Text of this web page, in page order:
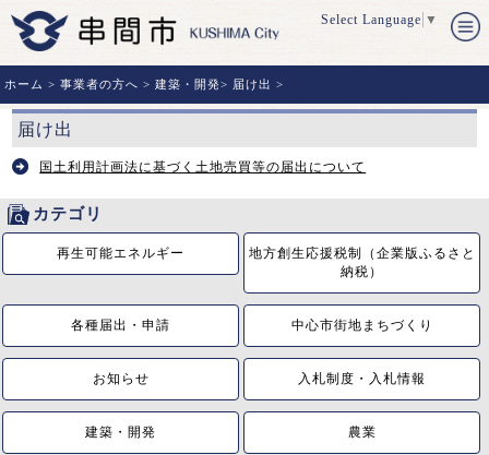
Select Language ▼
ホーム >事業者の方へ >建築・開発> 届け出 >
届け出
国土利用計画法に基づく土地売買等の届出について
カテゴリ
再生可能エネルギー
地方創生応援税制（企業版ふるさと
納税）
各種届出・申請 中心市街地まちづくり
お知らせ 入札制度・入札情報
建築・開発 農業